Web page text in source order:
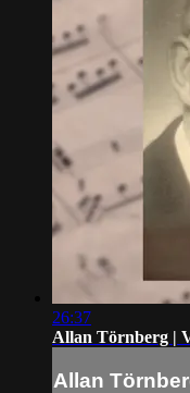
26:37
Allan Törnberg |
Allan